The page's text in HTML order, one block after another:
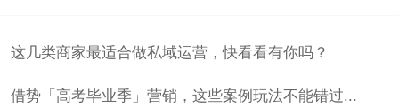
这几类商家最适合做私域运营，快看看有你吗？
借势「高考毕业季」营销，这些案例玩法不能错过...